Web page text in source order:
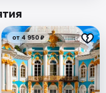
от 4 950 ₽